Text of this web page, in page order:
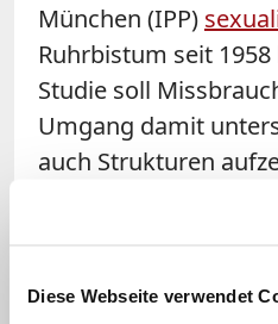
Diese Webseite verwendet
München (IPP)
Ruhrbistum seit
Studie soll
Umgang damit
auch Strukturen